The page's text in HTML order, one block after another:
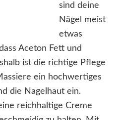
sind deine
Nägel meist
etwas
Aceton Fett und
ist die richtige Pflege
ein hochwertiges
die Nagelhaut ein.
reichhaltige Creme